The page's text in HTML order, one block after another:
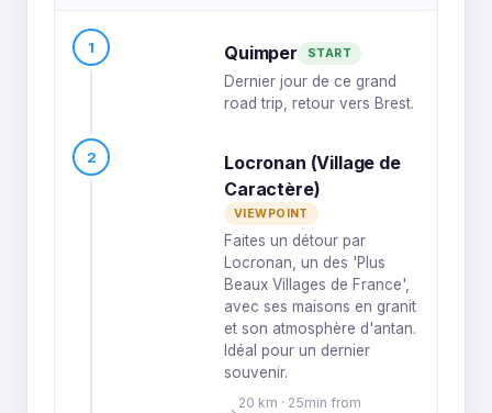
1 Quimper START
Dernier jour de ce grand
road trip, retour vers Brest.
2
Locronan (Village de
Caractère)
VIEWPOINT
Faites un détour par
Locronan, un des 'Plus
Beaux Villages de France',
avec ses maisons en granit
et son atmosphère d'antan.
Idéal pour un dernier
souvenir.
20 km · 25min from